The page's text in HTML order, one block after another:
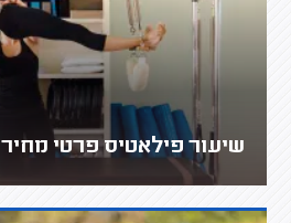
שיעור פילאטיס פרטי מחיר